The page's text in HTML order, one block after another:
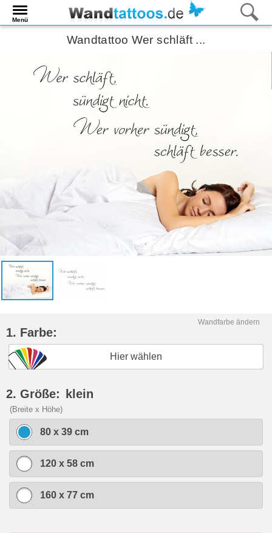
Menü
Wandtattoo Wer schläft ...
Wandfarbe ändern
1. Farbe:
Hier wählen
2. Größe: klein
(Breite x Höhe)
80 x 39 cm
120 x 58 cm
160 x 77 cm